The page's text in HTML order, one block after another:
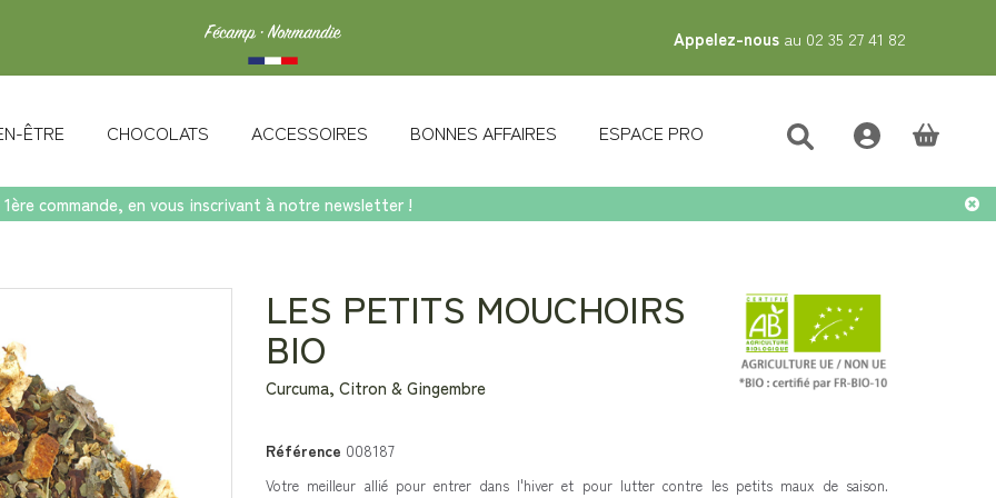
Appelez-nous au 02 35 27 41 82
ÊTRE CHOCOLATS ACCESSOIRES BONNES AFFAIRES ESPACE PRO
commande, en vous inscrivant à notre newsletter !
LES PETITS MOUCHOIRS
BIO
Curcuma, Citron & Gingembre
Référence 008187
Votre meilleur allié pour entrer dans l'hiver et pour lutter contre les petits maux de saison.